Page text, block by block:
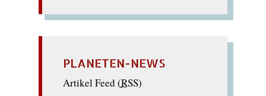
PLANETEN-NEWS
Artikel Feed (RSS)